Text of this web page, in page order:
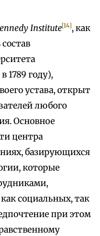
Institute[14], как
1789 году),
устава, открыт
любого
Основное
центра
базирующихся
которые
социальных, так
при этом